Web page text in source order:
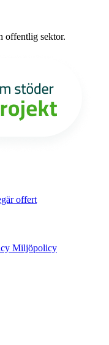
offentlig sektor.
offert
Miljöpolicy